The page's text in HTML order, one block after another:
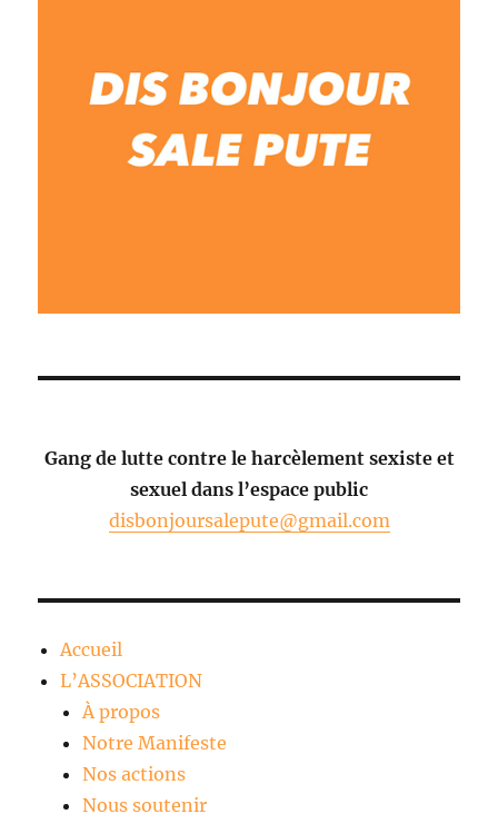
Gang de lutte contre le harcèlement sexiste et
sexuel dans l’espace public
disbonjoursalepute@gmail.com
Accueil
L’ASSOCIATION
À propos
Notre Manifeste
Nos actions
Nous soutenir